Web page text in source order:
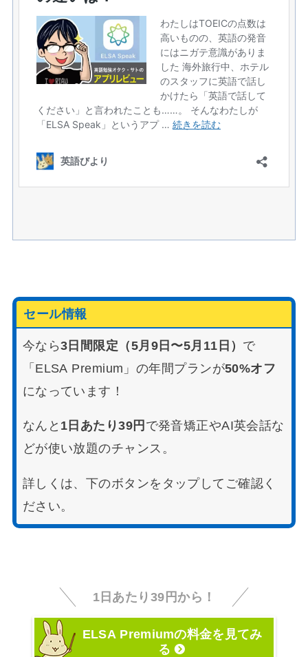
セール情報
今なら3日間限定（5月9日〜5月11日） で
「ELSA Premium」の年間プランが50%オフ
になっています！
なんと 1日あたり39円 で発音矯正やAI英会話な
どが使い放題のチャンス。
詳しくは、下のボタンをタップしてご確認く
ださい。
1日あたり39円から！
ELSA Premiumの料金を見てみ
る